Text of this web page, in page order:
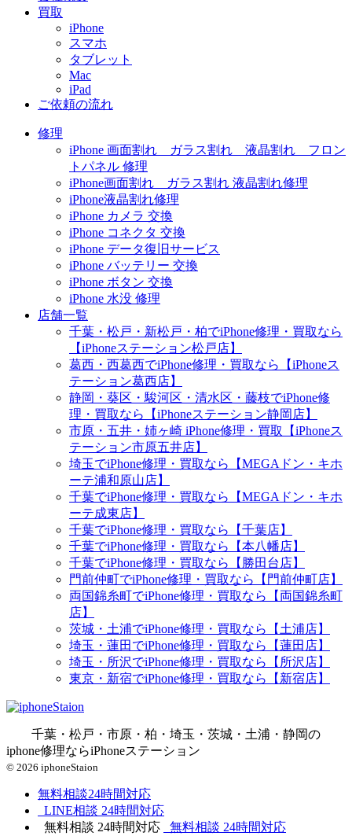
買取
iPhone
スマホ
タブレット
Mac
iPad
ご依頼の流れ
修理
iPhone 画面割れ ガラス割れ 液晶割れ フロン
トパネル 修理
iPhone画面割れ ガラス割れ 液晶割れ修理
iPhone液晶割れ修理
iPhone カメラ 交換
iPhone コネクタ 交換
iPhone データ復旧サービス
iPhone バッテリー 交換
iPhone ボタン 交換
iPhone 水没 修理
店舗一覧
千葉・松戸・新松戸・柏でiPhone修理・買取なら
【iPhoneステーション松戸店】
葛西・西葛西でiPhone修理・買取なら【iPhoneス
テーション葛西店】
静岡・葵区・駿河区・清水区・藤枝でiPhone修
理・買取なら【iPhoneステーション静岡店】
市原・五井・姉ヶ崎 iPhone修理・買取【iPhoneス
テーション市原五井店】
埼玉でiPhone修理・買取なら【MEGAドン・キホ
ーテ浦和原山店】
千葉でiPhone修理・買取なら【MEGAドン・キホ
ーテ成東店】
千葉でiPhone修理・買取なら【千葉店】
千葉でiPhone修理・買取なら【本八幡店】
千葉でiPhone修理・買取なら【勝田台店】
門前仲町でiPhone修理・買取なら【門前仲町店】
両国錦糸町でiPhone修理・買取なら【両国錦糸町
店】
茨城・土浦でiPhone修理・買取なら【土浦店】
埼玉・蓮田でiPhone修理・買取なら【蓮田店】
埼玉・所沢でiPhone修理・買取なら【所沢店】
東京・新宿でiPhone修理・買取なら【新宿店】
千葉・松戸・市原・柏・埼玉・茨城・土浦・静岡の
iphone修理ならiPhoneステーション
© 2026 iphoneStaion
無料相談24時間対応
LINE相談 24時間対応
無料相談 24時間対応 無料相談 24時間対応